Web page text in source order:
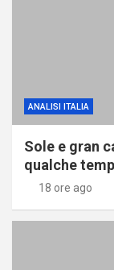
ANALISI ITALIA
Sole e gran
qualche
18 ore ago